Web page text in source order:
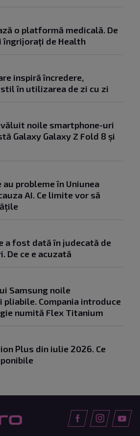
o platformă medicală. De
îngrijorați de Health
inspiră încredere,
în utilizarea de zi cu zi
noile smartphone-uri
Galaxy Galaxy Z Fold 8 și
au probleme în Uniunea
AI. Ce limite vor să
a fost dată în judecată de
De ce e acuzată
Samsung noile
pliabile. Compania introduce
numită Flex Titanium
Plus din iulie 2026. Ce